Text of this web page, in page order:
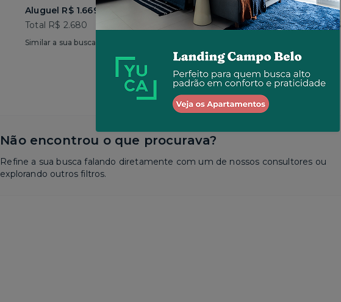
Aluguel R$ 1.669
Total R$ 2.680
Similar a sua busca
Aluguel R$ 1.569
TotalR$ 2.630por R$ 2.625
Não encontrou o que procurava?
Refine a sua busca falando diretamente com um de nossos consultores ou
explorando outros filtros.